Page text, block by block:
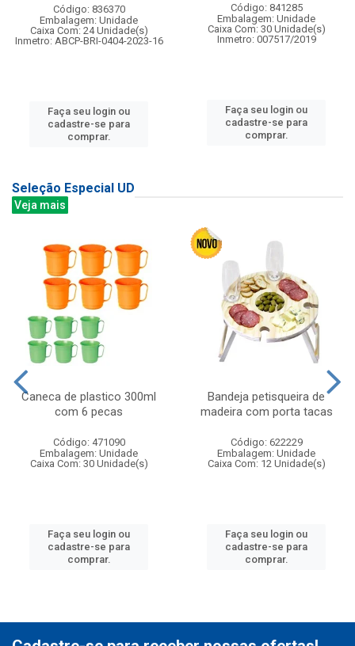
Código: 836370
Embalagem: Unidade
Caixa Com: 24 Unidade(s)
Inmetro: ABCP-BRI-0404-2023-16
Faça seu login ou
cadastre-se para
comprar.
Código: 841285
Embalagem: Unidade
Caixa Com: 30 Unidade(s)
Inmetro: 007517/2019
Faça seu login ou
cadastre-se para
comprar.
Seleção Especial UD
Veja mais
Caneca de plastico 300ml
com 6 pecas
Código: 471090
Embalagem: Unidade
Caixa Com: 30 Unidade(s)
Faça seu login ou
cadastre-se para
comprar.
Bandeja petisqueira de
madeira com porta tacas
Código: 622229
Embalagem: Unidade
Caixa Com: 12 Unidade(s)
Faça seu login ou
cadastre-se para
comprar.